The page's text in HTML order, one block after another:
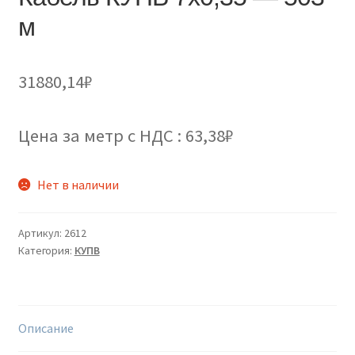
м
31880,14₽
Цена за метр с НДС : 63,38₽
Нет в наличии
Артикул: 2612
Категория: КУПВ
Описание